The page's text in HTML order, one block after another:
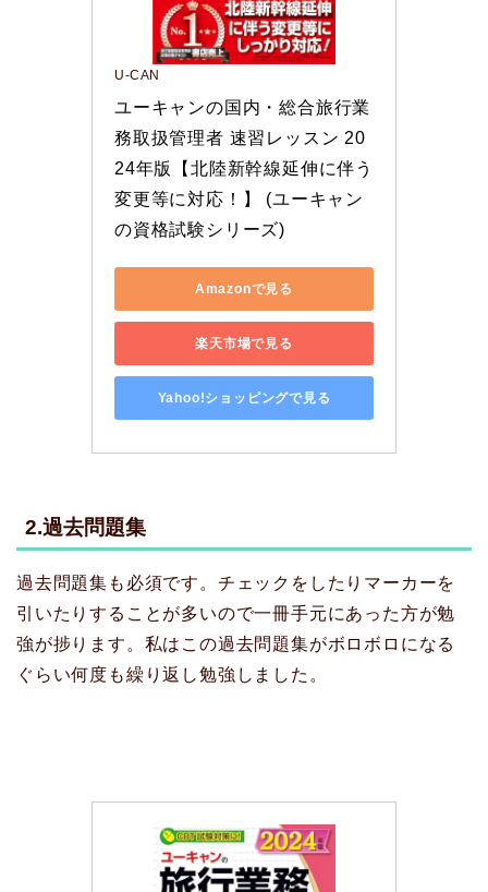
U-CAN
ユーキャンの国内・総合旅行業
務取扱管理者 速習レッスン 20
24年版【北陸新幹線延伸に伴う
変更等に対応！】 (ユーキャン
の資格試験シリーズ)
Amazonで見る
楽天市場で見る
Yahoo!ショッピングで見る
2.過去問題集
過去問題集も必須です。チェックをしたりマーカーを
引いたりすることが多いので一冊手元にあった方が勉
強が捗ります。私はこの過去問題集がボロボロになる
ぐらい何度も繰り返し勉強しました。